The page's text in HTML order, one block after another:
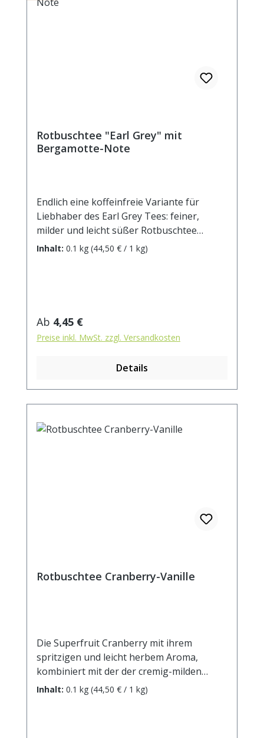
Rotbuschtee "Earl Grey" mit
Bergamotte-Note
Endlich eine koffeinfreie Variante für
Liebhaber des Earl Grey Tees: feiner,
milder und leicht süßer Rotbuschtee
harmoniert perfekt mit dem frischen,
Bergamotte-Aroma mit anderen
natürlichen Aromen Zubereitung: ca. 10g
Tee mit 1 l. kochendem Wasser aufgiessen.
Inhalt: 0.1 kg (44,50 € / 1 kg)
Regulärer Preis:
Ab 4,45 €
Preise inkl. MwSt. zzgl. Versandkosten
Details
Rotbuschtee Cranberry-Vanille
Die Superfruit Cranberry mit ihrem
spritzigen und leicht herbem Aroma,
kombiniert mit der der cremig-milden
Vanille, trifft auf den milden
Inhalt: 0.1 kg (44,50 € / 1 kg)